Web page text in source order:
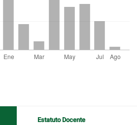
Estatuto Docente